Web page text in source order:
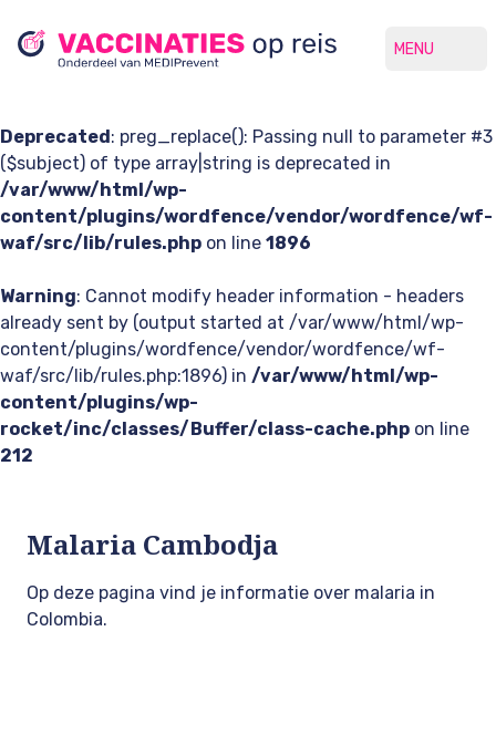
Deprecated: preg_replace(): Passing null to parameter #3
($subject) of type array|string is deprecated in
/var/www/html/wp-
content/plugins/wordfence/vendor/wordfence/wf-
waf/src/lib/rules.php on line 1896
Warning: Cannot modify header information - headers
already sent by (output started at /var/www/html/wp-
content/plugins/wordfence/vendor/wordfence/wf-
waf/src/lib/rules.php:1896) in /var/www/html/wp-
content/plugins/wp-
rocket/inc/classes/Buffer/class-cache.php on line
212
MENU
Malaria Cambodja
Op deze pagina vind je informatie over malaria in
Colombia.